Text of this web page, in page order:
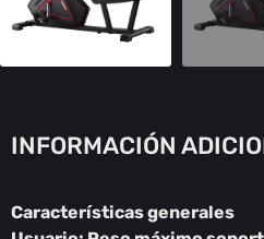
INFORMACIÓN
Características generales